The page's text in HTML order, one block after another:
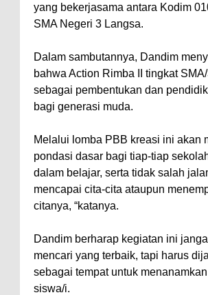
yang bekerjasama antara Kodim
SMA Negeri 3 Langsa.
Dalam sambutannya, Dandim
bahwa Action Rimba II tingkat
sebagai pembentukan dan
bagi generasi muda.
Melalui lomba PBB kreasi ini akan
pondasi dasar bagi tiap-tiap
dalam belajar, serta tidak salah
mencapai cita-cita ataupun
citanya, “katanya.
Dandim berharap kegiatan ini
mencari yang terbaik, tapi harus
sebagai tempat untuk
siswa/i.